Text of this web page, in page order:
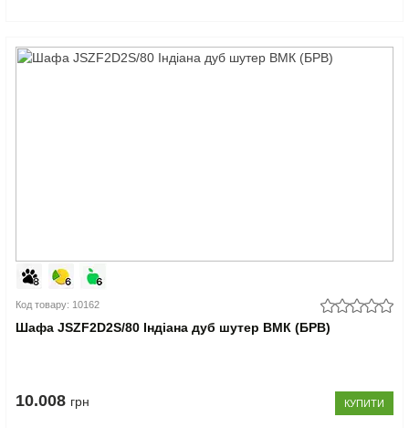
Код товару: 10162
Шафа JSZF2D2S/80 Індіана дуб шутер ВМК (БРВ)
10.008 грн КУПИТИ